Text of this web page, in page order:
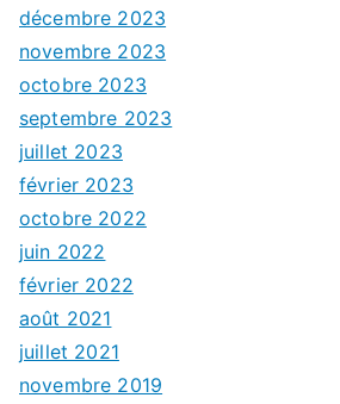
décembre 2023
novembre 2023
octobre 2023
septembre 2023
juillet 2023
février 2023
octobre 2022
juin 2022
février 2022
août 2021
juillet 2021
novembre 2019